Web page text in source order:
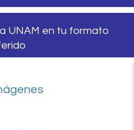
UNAM en tu formato